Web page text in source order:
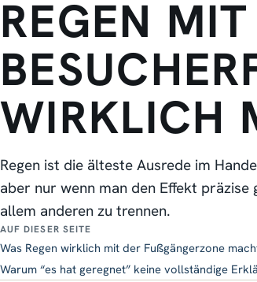
EGEN MIT
IRKLICH
Regen ist die älteste Ausrede im
aber nur wenn man den Effekt
allem anderen zu trennen.
AUF DIESER SEITE
Was Regen wirklich mit der Fußgängerzone
Warum “es hat geregnet” keine vollständige